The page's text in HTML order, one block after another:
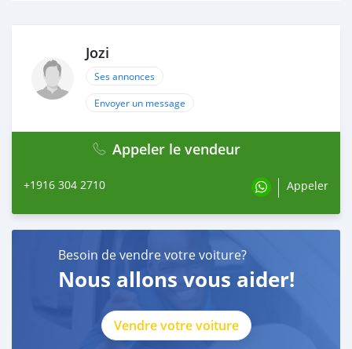
Jozi
Ses annonces
Envoyer un message
Appeler le vendeur
+1916 304 2710 Appeler
Besoin de vendre votre voiture?
Nous allons vous aider!
Vendre votre voiture